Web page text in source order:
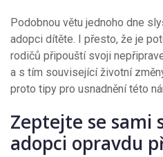
Podobnou větu jednoho dne
adopci dítěte. I přesto, že je
rodičů připouští svoji
a s tím související životní
proto tipy pro usnadnění této
Zeptejte se sami
adopci opravdu